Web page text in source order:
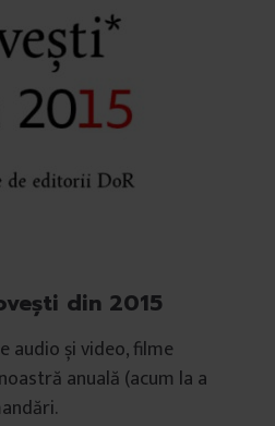
din 2015
și video, filme
anuală (acum la a